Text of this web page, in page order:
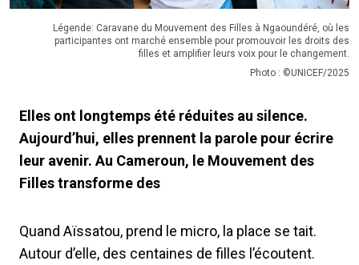
Légende: Caravane du Mouvement des Filles à Ngaoundéré, où les
participantes ont marché ensemble pour promouvoir les droits des
filles et amplifier leurs voix pour le changement.
Photo : ©UNICEF/2025
Elles ont longtemps été réduites au silence.
Aujourd’hui, elles prennent la parole pour écrire
leur avenir. Au Cameroun, le Mouvement des
Filles transforme des
Quand Aïssatou, prend le micro, la place se tait.
Autour d’elle, des centaines de filles l’écoutent.